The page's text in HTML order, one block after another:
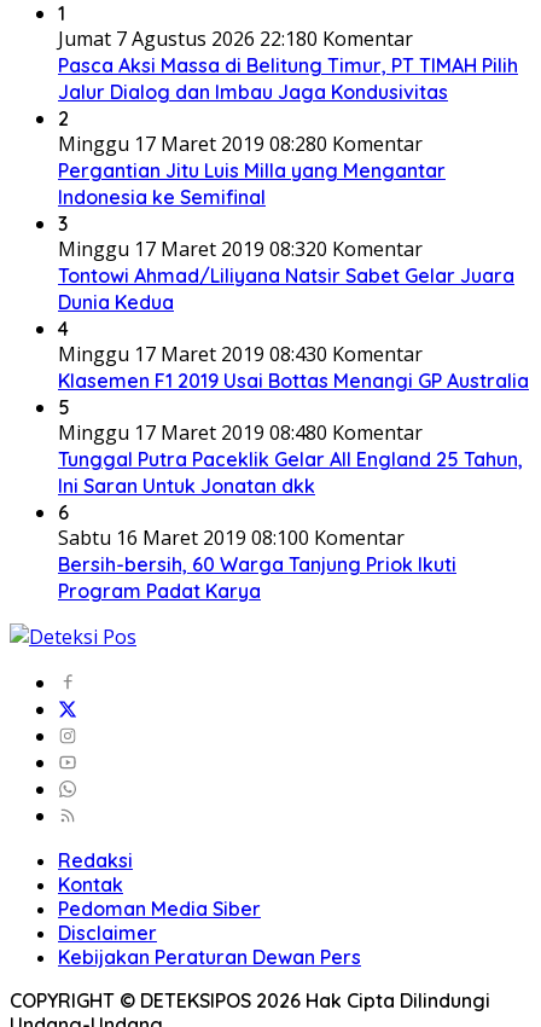
1
Jumat 7 Agustus 2026 22:180 Komentar
Pasca Aksi Massa di Belitung Timur, PT TIMAH Pilih
Jalur Dialog dan Imbau Jaga Kondusivitas
2
Minggu 17 Maret 2019 08:280 Komentar
Pergantian Jitu Luis Milla yang Mengantar
Indonesia ke Semifinal
3
Minggu 17 Maret 2019 08:320 Komentar
Tontowi Ahmad/Liliyana Natsir Sabet Gelar Juara
Dunia Kedua
4
Minggu 17 Maret 2019 08:430 Komentar
Klasemen F1 2019 Usai Bottas Menangi GP Australia
5
Minggu 17 Maret 2019 08:480 Komentar
Tunggal Putra Paceklik Gelar All England 25 Tahun,
Ini Saran Untuk Jonatan dkk
6
Sabtu 16 Maret 2019 08:100 Komentar
Bersih-bersih, 60 Warga Tanjung Priok Ikuti
Program Padat Karya
Redaksi
Kontak
Pedoman Media Siber
Disclaimer
Kebijakan Peraturan Dewan Pers
COPYRIGHT © DETEKSIPOS 2026 Hak Cipta Dilindungi